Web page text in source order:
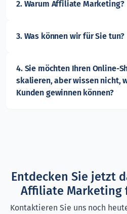
2. Warum Affiliate Marketing?
3. Was können wir für Sie tun?
4. Sie möchten Ihren Online-
skalieren, aber wissen nicht,
Kunden gewinnen können?
Entdecken Sie jetzt
Affiliate Marketing
Kontaktieren Sie uns noch